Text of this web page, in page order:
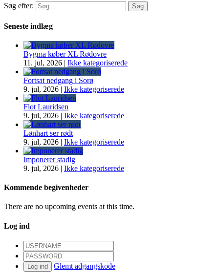
Søg efter:
Seneste indlæg
Bygma køber XL Rødovre
11. jul, 2026 | Ikke kategoriserede
Fortsat nedgang i Sorø
9. jul, 2026 | Ikke kategoriserede
Flot Lauridsen
9. jul, 2026 | Ikke kategoriserede
Lønhart ser rødt
9. jul, 2026 | Ikke kategoriserede
Imponerer stadig
9. jul, 2026 | Ikke kategoriserede
Kommende begivenheder
There are no upcoming events at this time.
Log ind
Log ind Glemt adgangskode